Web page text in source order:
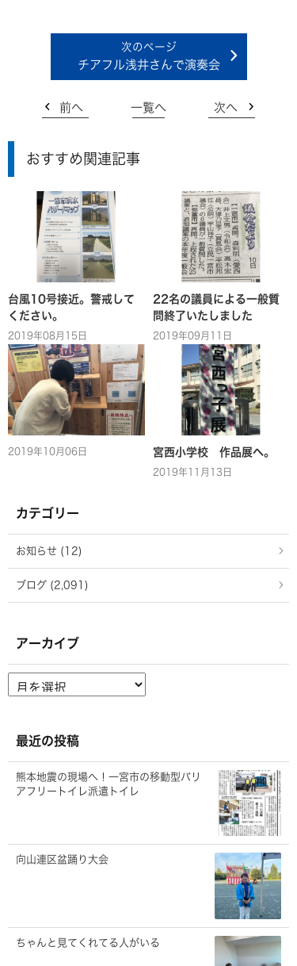
チアフル浅井さんで演奏会
前へ 一覧へ 次へ
おすすめ関連記事
台風10号接近。警戒して
ください。
2019年08月15日
22名の議員による一般質
問終了いたしました
2019年09月11日
2019年10月06日 宮西小学校 作品展へ。
2019年11月13日
カテゴリー
お知らせ (12)
ブログ (2,091)
アーカイブ
ー
ブ
最近の投稿
熊本地震の現場へ！一宮市の移動型バリ
アフリートイレ派遣トイレ
向山連区盆踊り大会
ちゃんと見てくれてる人がいる